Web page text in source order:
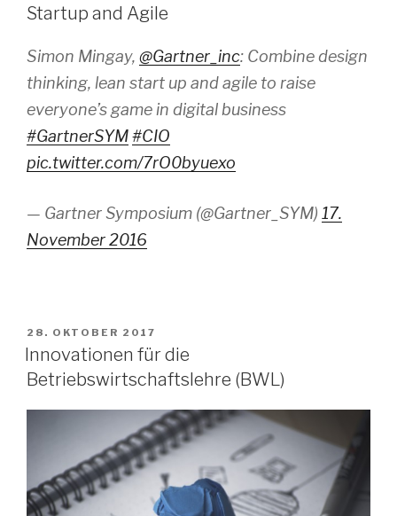
Startup and Agile
Simon Mingay, @Gartner_inc: Combine design
thinking, lean start up and agile to raise
everyone’s game in digital business
#GartnerSYM#CIO
pic.twitter.com/7rO0byuexo
— Gartner Symposium (@Gartner_SYM) 17.
November 2016
VERÖFFENTLICHT
AM
28. OKTOBER 2017
Innovationen für die
Betriebswirtschaftslehre (BWL)